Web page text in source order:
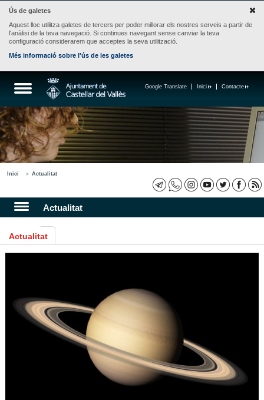
Ús de galetes
Aquest lloc utilitza galetes de tercers per poder millorar els nostres serveis a partir de
l'anàlisi de la teva navegació. Si continues navegant sense canviar la teva
configuració considerarem que acceptes la seva utilització.
Més informació sobre l'ús de les galetes
Contacte
Inici
Google Translate
Inici Actualitat
Actualitat
Actualitat